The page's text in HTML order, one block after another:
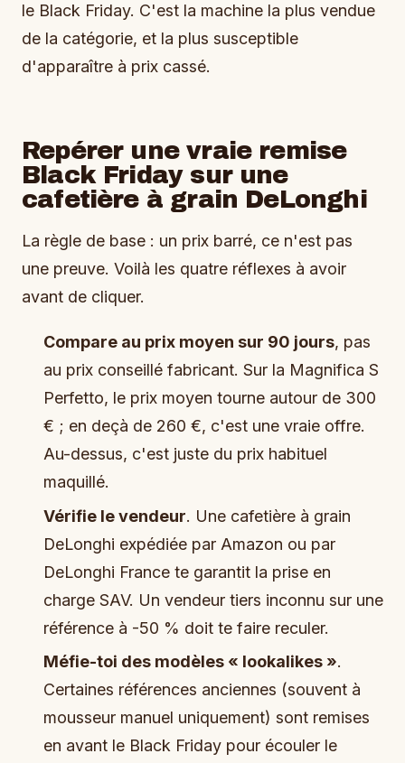
le Black Friday. C'est la machine la plus vendue
de la catégorie, et la plus susceptible
d'apparaître à prix cassé.
Repérer une vraie remise
Black Friday sur une
cafetière à grain DeLonghi
La règle de base : un prix barré, ce n'est pas
une preuve. Voilà les quatre réflexes à avoir
avant de cliquer.
Compare au prix moyen sur 90 jours, pas
au prix conseillé fabricant. Sur la Magnifica S
Perfetto, le prix moyen tourne autour de 300
€ ; en deçà de 260 €, c'est une vraie offre.
Au-dessus, c'est juste du prix habituel
maquillé.
Vérifie le vendeur. Une cafetière à grain
DeLonghi expédiée par Amazon ou par
DeLonghi France te garantit la prise en
charge SAV. Un vendeur tiers inconnu sur une
référence à -50 % doit te faire reculer.
Méfie-toi des modèles « lookalikes ».
Certaines références anciennes (souvent à
mousseur manuel uniquement) sont remises
en avant le Black Friday pour écouler le